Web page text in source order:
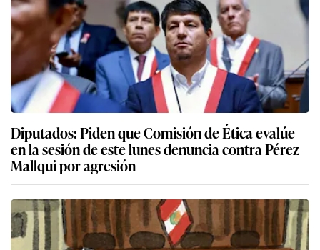
Diputados: Piden que Comisión de Ética evalúe
en la sesión de este lunes denuncia contra Pérez
Mallqui por agresión